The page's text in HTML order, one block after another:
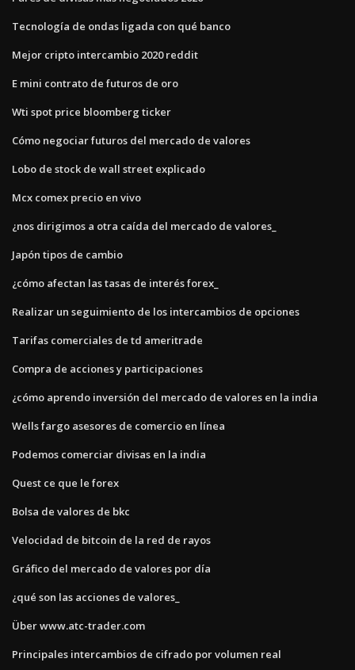
Tecnología de ondas ligada con qué banco
Mejor cripto intercambio 2020 reddit
E mini contrato de futuros de oro
Wti spot price bloomberg ticker
Cómo negociar futuros del mercado de valores
Lobo de stock de wall street explicado
Mcx comex precio en vivo
¿nos dirigimos a otra caída del mercado de valores_
Japón tipos de cambio
¿cómo afectan las tasas de interés forex_
Realizar un seguimiento de los intercambios de opciones
Tarifas comerciales de td ameritrade
Compra de acciones y participaciones
¿cómo aprendo inversión del mercado de valores en la india
Wells fargo asesores de comercio en línea
Podemos comerciar divisas en la india
Quest ce que le forex
Bolsa de valores de bkc
Velocidad de bitcoin de la red de rayos
Gráfico del mercado de valores por día
¿qué son las acciones de valores_
Über www.atc-trader.com
Principales intercambios de cifrado por volumen real